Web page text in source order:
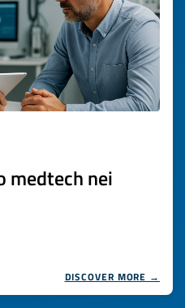
medtech nei
DISCOVER MORE →